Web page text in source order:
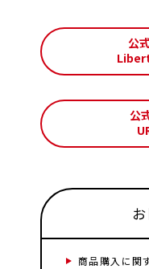
公
公
商品購入に関